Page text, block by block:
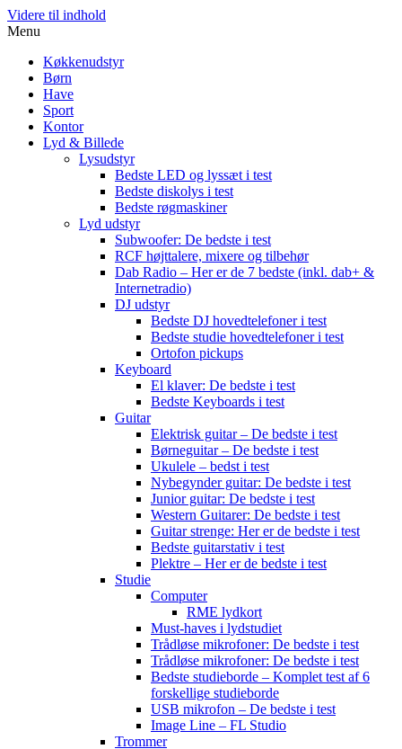
Videre til indhold
Menu
Køkkenudstyr
Børn
Have
Sport
Kontor
Lyd & Billede
Lysudstyr
Bedste LED og lyssæt i test
Bedste diskolys i test
Bedste røgmaskiner
Lyd udstyr
Subwoofer: De bedste i test
RCF højttalere, mixere og tilbehør
Dab Radio – Her er de 7 bedste (inkl. dab+ &
Internetradio)
DJ udstyr
Bedste DJ hovedtelefoner i test
Bedste studie hovedtelefoner i test
Ortofon pickups
Keyboard
El klaver: De bedste i test
Bedste Keyboards i test
Guitar
Elektrisk guitar – De bedste i test
Børneguitar – De bedste i test
Ukulele – bedst i test
Nybegynder guitar: De bedste i test
Junior guitar: De bedste i test
Western Guitarer: De bedste i test
Guitar strenge: Her er de bedste i test
Bedste guitarstativ i test
Plektre – Her er de bedste i test
Studie
Computer
RME lydkort
Must-haves i lydstudiet
Trådløse mikrofoner: De bedste i test
Trådløse mikrofoner: De bedste i test
Bedste studieborde – Komplet test af 6
forskellige studieborde
USB mikrofon – De bedste i test
Image Line – FL Studio
Trommer